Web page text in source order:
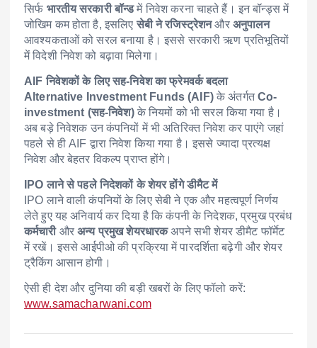
सिर्फ भारतीय सरकारी बॉन्डमें निवेश करना चाहते हैं। इन बॉन्ड्स में
जोखिम कम होता है, इसलिएसेबी ने रजिस्ट्रेशनऔर अनुपालन
आवश्यकताओं को सरल बनाया है। इससे सरकारी ऋण प्रतिभूतियों
में विदेशी निवेश को बढ़ावा मिलेगा।
AIF निवेशकों के लिए सह-निवेश का फ्रेमवर्क बदला
Alternative Investment Funds (AIF)के अंतर्गतCo-
investment (सह-निवेश)के नियमों को भी सरल किया गया है।
अब बड़े निवेशक उन कंपनियों में भी अतिरिक्त निवेश कर पाएंगे जहां
पहले से ही AIF द्वारा निवेश किया गया है। इससे ज्यादा प्रत्यक्ष
निवेश और बेहतर विकल्प प्राप्त होंगे।
IPO लाने से पहले निदेशकों के शेयर होंगे डीमैट में
IPO लाने वाली कंपनियों के लिए सेबी ने एक और महत्वपूर्ण निर्णय
लेते हुए यह अनिवार्य कर दिया है कि कंपनी के निदेशक, प्रमुख प्रबंध
कर्मचारीऔरअन्य प्रमुख शेयरधारकअपने सभी शेयर डीमैट फॉर्मेट
में रखें। इससे आईपीओ की प्रक्रिया में पारदर्शिता बढ़ेगी और शेयर
ट्रैकिंग आसान होगी।
ऐसी ही देश और दुनिया की बड़ी खबरों के लिए फॉलो करें:
www.samacharwani.com